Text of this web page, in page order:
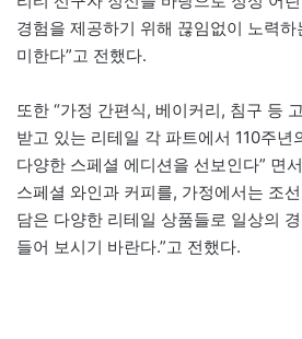
경험을 제공하기 위해 끊임없이 노력
미한다”고 전했다.
또한 “가정 간편식, 베이커리, 침구 등
받고 있는 리테일 각 파트에서 110주년
다양한 스페셜 에디션을 선보인다” 면
스페셜 와인과 커피를, 가정에서는 조
담은 다양한 리테일 상품들로 일상의
들어 보시기 바란다.”고 전했다.